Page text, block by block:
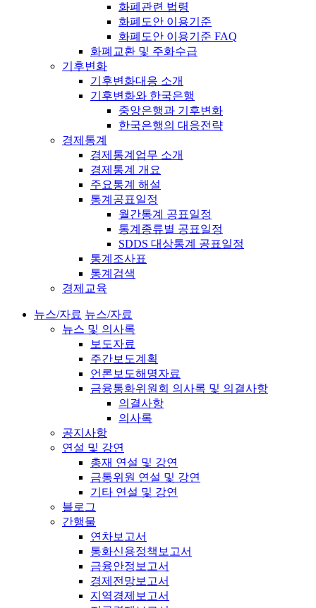
화폐관련 법령
화폐도안 이용기준
화폐도안 이용기준 FAQ
화폐교환 및 주화수급
기후변화
기후변화대응 소개
기후변화와 한국은행
중앙은행과 기후변화
한국은행의 대응전략
경제통계
경제통계업무 소개
경제통계 개요
주요통계 해설
통계공표일정
월간통계 공표일정
통계종류별 공표일정
SDDS 대상통계 공표일정
통계조사표
통계검색
경제교육
뉴스/자료 뉴스/자료
뉴스 및 의사록
보도자료
주간보도계획
언론보도해명자료
금융통화위원회 의사록 및 의결사항
의결사항
의사록
공지사항
연설 및 강연
총재 연설 및 강연
금통위원 연설 및 강연
기타 연설 및 강연
블로그
간행물
연차보고서
통화신용정책보고서
금융안정보고서
경제전망보고서
지역경제보고서